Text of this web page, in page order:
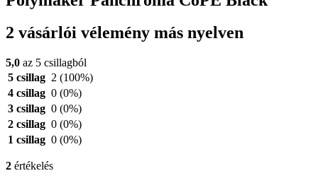
2 vásárlói vélemény más nyelven
5,0 az 5 csillagból
5 csillag 2 (100%)
4 csillag 0 (0%)
3 csillag 0 (0%)
2 csillag 0 (0%)
1 csillag 0 (0%)
2 értékelés